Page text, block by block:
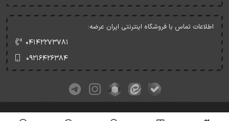
اطلاعات تماس با فروشگاه اینترنتی ایران عرضه:
۰۴۱۴۲۲۷۳۷۸۱
۰۹۲۱۶۴۲۶۳۸۴